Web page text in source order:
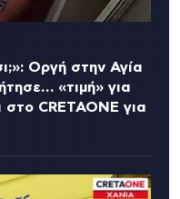
Οργή στην Αγία
«τιμή» για
στο CRETAONE για